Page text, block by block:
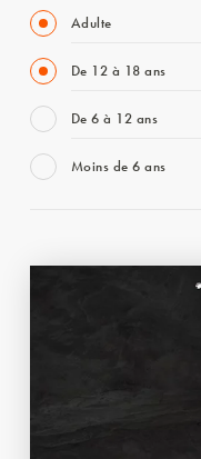
Adulte
De 12 à 18 ans
De 6 à 12 ans
Moins de 6 ans